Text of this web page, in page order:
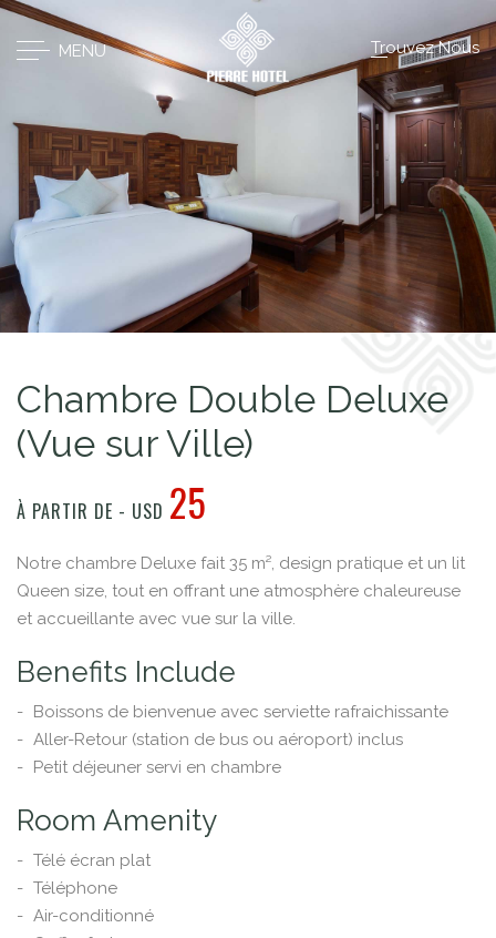
MENU Trouvez Nous
Chambre Double Deluxe
(Vue sur Ville)
À PARTIR DE - USD​​ 25
Notre chambre Deluxe fait 35 m², design pratique et un lit
Queen size, tout en offrant une atmosphère chaleureuse
et accueillante avec vue sur la ville.
Benefits Include
Boissons de bienvenue avec serviette rafraichissante
Aller-Retour (station de bus ou aéroport) inclus
Petit déjeuner servi en chambre
Room Amenity
Télé écran plat
Téléphone
Air-conditionné